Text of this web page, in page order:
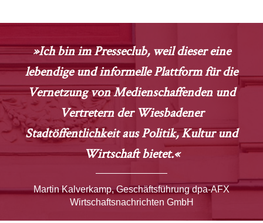
»Ich bin im Presseclub, weil dieser eine
lebendige und informelle Plattform für die
Vernetzung von Medienschaffenden und
Vertretern der Wiesbadener
Stadtöffentlichkeit aus Politik, Kultur und
Wirtschaft bietet.«
Martin Kalverkamp, Geschäftsführung dpa-AFX
Wirtschaftsnachrichten GmbH